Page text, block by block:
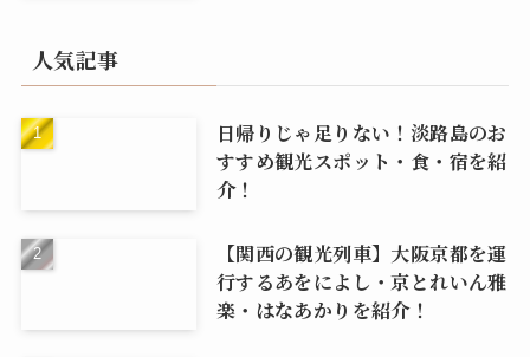
人気記事
日帰りじゃ足りない！淡路島のお
すすめ観光スポット・食・宿を紹
介！
【関西の観光列車】大阪京都を運
行するあをによし・京とれいん雅
楽・はなあかりを紹介！